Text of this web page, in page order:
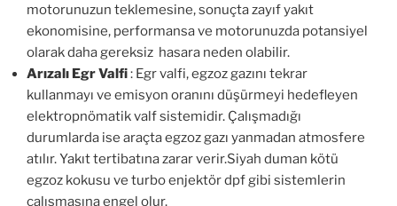
motorunuzun teklemesine, sonuçta zayıf yakıt
ekonomisine, performansa ve motorunuzda potansiyel
olarak daha gereksiz hasara neden olabilir.
Arızalı Egr Valfi: Egr valfi, egzoz gazını tekrar
kullanmayı ve emisyon oranını düşürmeyi hedefleyen
elektropnömatik valf sistemidir. Çalışmadığı
durumlarda ise araçta egzoz gazı yanmadan atmosfere
atılır. Yakıt tertibatına zarar verir.Siyah duman kötü
egzoz kokusu ve turbo enjektör dpf gibi sistemlerin
çalışmasına engel olur.